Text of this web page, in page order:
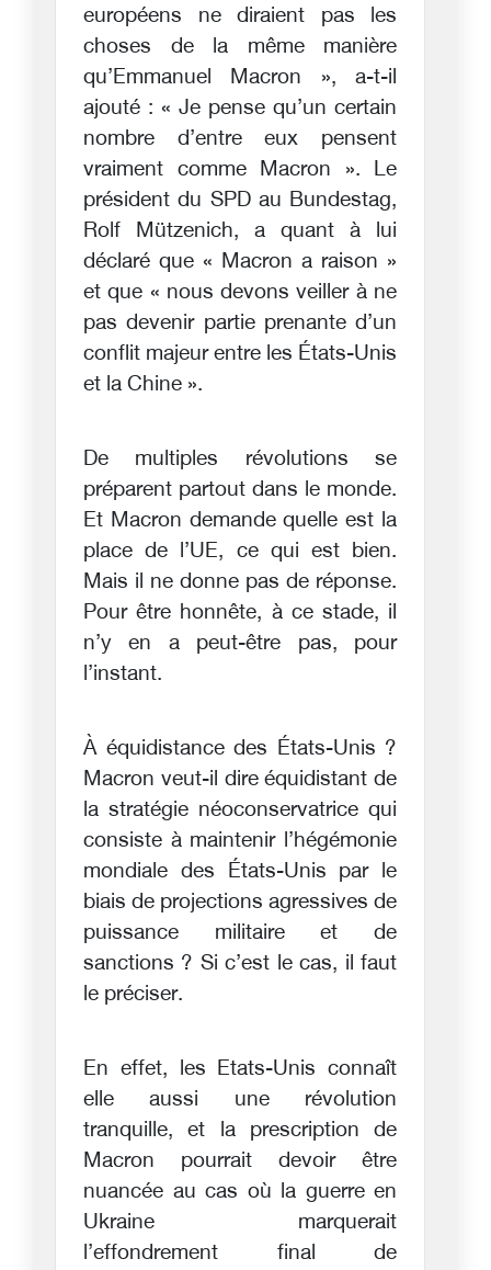
européens ne diraient pas les
choses de la même manière
qu’Emmanuel Macron », a-t-il
ajouté : « Je pense qu’un certain
nombre d’entre eux pensent
vraiment comme Macron ». Le
président du SPD au Bundestag,
Rolf Mützenich, a quant à lui
déclaré que « Macron a raison »
et que « nous devons veiller à ne
pas devenir partie prenante d’un
conflit majeur entre les États-Unis
et la Chine ».
De multiples révolutions se
préparent partout dans le monde.
Et Macron demande quelle est la
place de l’UE, ce qui est bien.
Mais il ne donne pas de réponse.
Pour être honnête, à ce stade, il
n’y en a peut-être pas, pour
l’instant.
À équidistance des États-Unis ?
Macron veut-il dire équidistant de
la stratégie néoconservatrice qui
consiste à maintenir l’hégémonie
mondiale des États-Unis par le
biais de projections agressives de
puissance militaire et de
sanctions ? Si c’est le cas, il faut
le préciser.
En effet, les Etats-Unis connaît
elle aussi une révolution
tranquille, et la prescription de
Macron pourrait devoir être
nuancée au cas où la guerre en
Ukraine marquerait
l’effondrement final de